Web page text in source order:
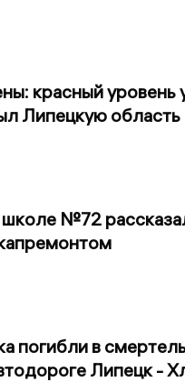
красный уровень
Липецкую область
школе №72
погибли в
Липецк -